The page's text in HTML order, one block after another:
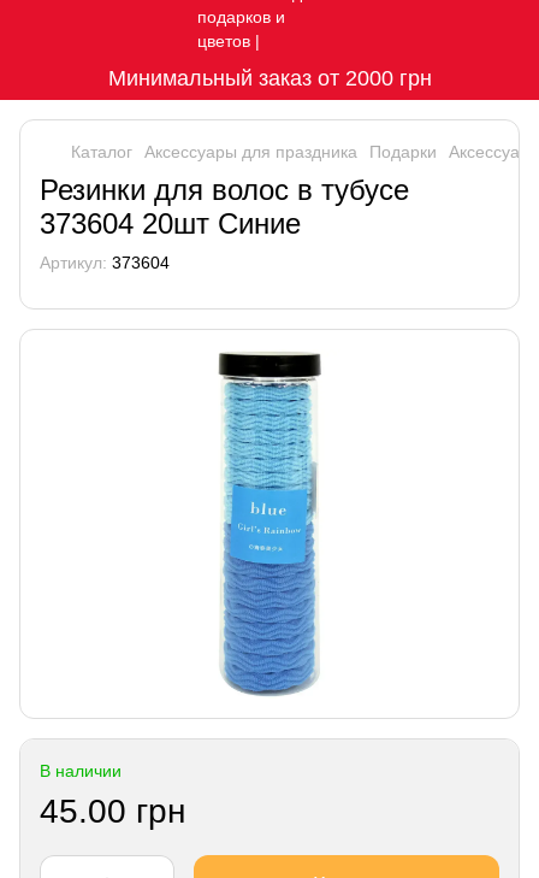
Минимальный заказ от 2000 грн
Каталог Аксессуары для праздника Подарки
Резинки для волос в тубусе
373604 20шт Синие
Артикул: 373604
В наличии
45.00 грн